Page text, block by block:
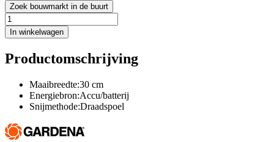
Zoek bouwmarkt in de buurt
In winkelwagen
Productomschrijving
Maaibreedte:30 cm
Energiebron:Accu/batterij
Snijmethode:Draadspoel